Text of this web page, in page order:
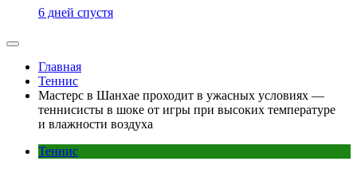
6 дней спустя
Главная
Теннис
Мастерс в Шанхае проходит в ужасных условиях —
теннисисты в шоке от игры при высоких температуре
и влажности воздуха
Теннис